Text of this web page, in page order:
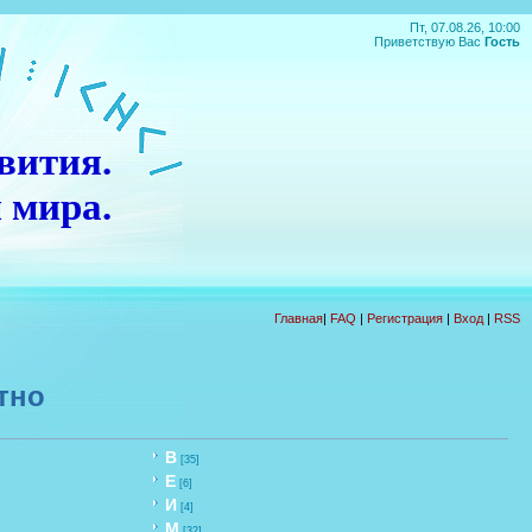
Пт, 07.08.26, 10:00
Приветствую Вас Гость
мира.
Главная| FAQ | Регистрация | Вход | RSS
В [35]
Е [6]
И [4]